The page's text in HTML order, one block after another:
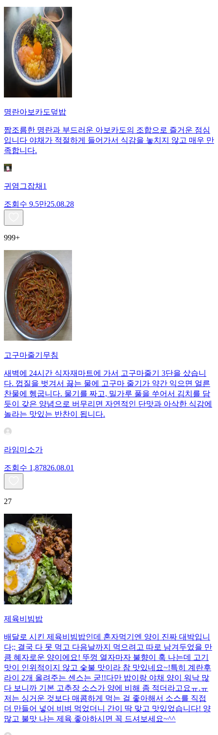
명란아보카도덮밥
짭조름한 명란과 부드러운 아보카도의 조합으로 즐거운 점심
입니다 야채가 적절하게 들어가서 식감을 놓치지 않고 매우 만
족합니다.
귀염그잡채1
조회수 9.5만25.08.28
999+
고구마줄기무침
새벽에 24시간 식자재마트에 가서 고구마줄기 3단을 샀습니
다. 껍질을 벗겨서 끓는 물에 고구마 줄기가 약간 익으면 얼른
찬물에 헹굽니다. 물기를 짜고, 밀가루 풀을 쑤어서 김치를 담
듯이 갖은 양념으로 버무리면 자연적인 단맛과 아삭한 식감에
놀라는 맛있는 반찬이 됩니다.
라임미소가
조회수 1,87826.08.01
27
제육비빔밥
배달로 시킨 제육비빔밥인데 혼자먹기엔 양이 진짜 대박입니
다;; 결국 다 못 먹고 다음날까지 먹으려고 따로 남겨두었을 만
큼 혜자로운 양이에요! 뚜껑 열자마자 불향이 훅 나는데 고기
맛이 인위적이지 않고 숯불 맛이라 참 맛있네요~!특히 계란후
라이 2개 올려주는 센스는 굳!! ​다만 밥이랑 야채 양이 워낙 많
다 보니까 기본 고추장 소스가 양에 비해 좀 적더라고요ㅠ.ㅠ
저는 싱거운 것보다 매콤하게 먹는 걸 좋아해서 소스를 직접
더 만들어 넣어 비벼 먹었더니 간이 딱 맞고 맛있었습니다! 양
많고 불맛 나는 제육 좋아하시면 꼭 드셔보세요~^^